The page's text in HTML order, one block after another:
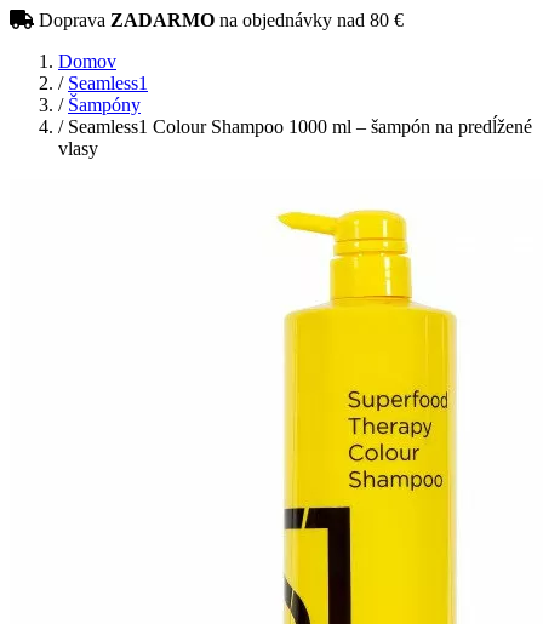
Doprava ZADARMO na objednávky nad 80 €
Domov
/ Seamless1
/ Šampóny
/Seamless1 Colour Shampoo 1000 ml – šampón na predĺžené
vlasy